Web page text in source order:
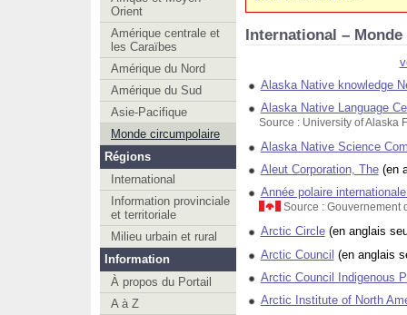
Orient
Amérique centrale et
les Caraïbes
Amérique du Nord
Amérique du Sud
Asie-Pacifique
Monde circumpolaire
Régions
International
Information provinciale
et territoriale
Milieu urbain et rural
Information
À propos du Portail
A à Z
International –
Alaska Native knowledge
Alaska Native Language
Source : University of Alaska
Alaska Native Science
Aleut Corporation, The (en
Année polaire
Source : Gouvernement
Arctic Circle (en anglais
Arctic Council (en anglais
Arctic Council Indigenous
Arctic Institute of North